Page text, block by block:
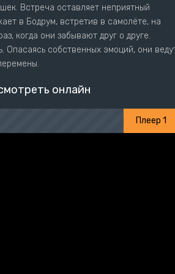
Встреча оставляет неприятный
в Бодрум, встретив в самолёте, на
когда они забывают друг о друге.
Опасаясь собственных эмоций, они
онлайн
Плеер 1